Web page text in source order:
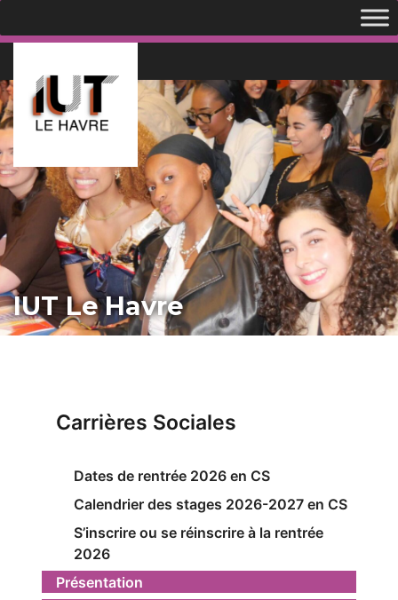
IUT Le Havre
Carrières Sociales
Dates de rentrée 2026 en CS
Calendrier des stages 2026-2027 en CS
S’inscrire ou se réinscrire à la rentrée
2026
Présentation